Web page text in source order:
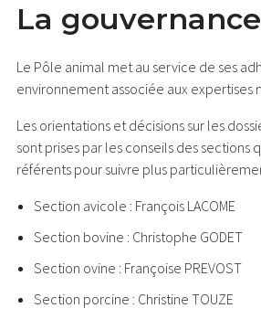
La gouvernance
Le Pôle animal met au service de ses
environnement associée aux expertises
Les orientations et décisions sur les
sont prises par les conseils des sections
référents pour suivre plus
Section avicole : François LACOME
Section bovine : Christophe GODET
Section ovine : Françoise PREVOST
Section porcine : Christine TOUZE